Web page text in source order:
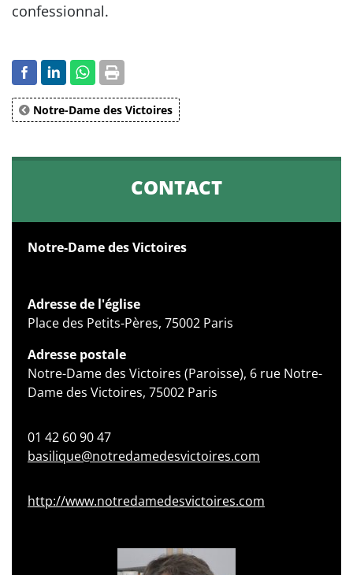
confessionnal.
Notre-Dame des Victoires
CONTACT
Notre-Dame des Victoires
Adresse de l'église
Place des Petits-Pères, 75002 Paris
Adresse postale
Notre-Dame des Victoires (Paroisse), 6 rue Notre-
Dame des Victoires, 75002 Paris
01 42 60 90 47
basilique@notredamedesvictoires.com
http://www.notredamedesvictoires.com